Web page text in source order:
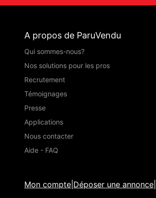
A propos de ParuVendu
Qui sommes-nous?
Nos solutions pour les pros
Recrutement
Témoignages
Presse
Applications
Nous contacter
Aide - FAQ
Mon compte Déposer une annonce